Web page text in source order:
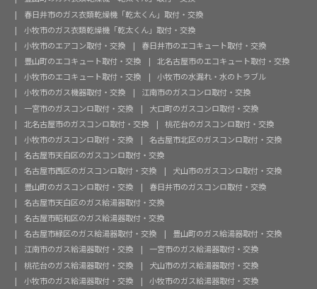
春日井市のガス衣類乾燥機「乾太くん」取付・交換
小牧市のガス衣類乾燥機「乾太くん」取付・交換
小牧市のエアコン取付・交換
春日井市のエコキュート取付・交換
豊山町のエコキュート取付・交換
北名古屋市のエコキュート取付・交換
小牧市のエコキュート取付・交換
小牧市の水漏れ・水のトラブル
小牧市のガス機器取付・交換
江南市のガスコンロ取付・交換
一宮市のガスコンロ取付・交換
大口町のガスコンロ取付・交換
北名古屋市のガスコンロ取付・交換
桃花台のガスコンロ取付・交換
小牧市のガスコンロ取付・交換
名古屋市北区のガスコンロ取付・交換
名古屋市天白区のガスコンロ取付・交換
名古屋市西区のガスコンロ取付・交換
犬山市のガスコンロ取付・交換
豊山町のガスコンロ取付・交換
春日井市のガスコンロ取付・交換
名古屋市天白区のガス給湯器取付・交換
名古屋市昭和区のガス給湯器取付・交換
名古屋市緑区のガス給湯器取付・交換
豊山町のガス給湯器取付・交換
江南市のガス給湯器取付・交換
一宮市のガス給湯器取付・交換
桃花台のガス給湯器取付・交換
犬山市のガス給湯器取付・交換
小牧市のガス給湯器取付・交換
小牧市のガス給湯器取付・交換